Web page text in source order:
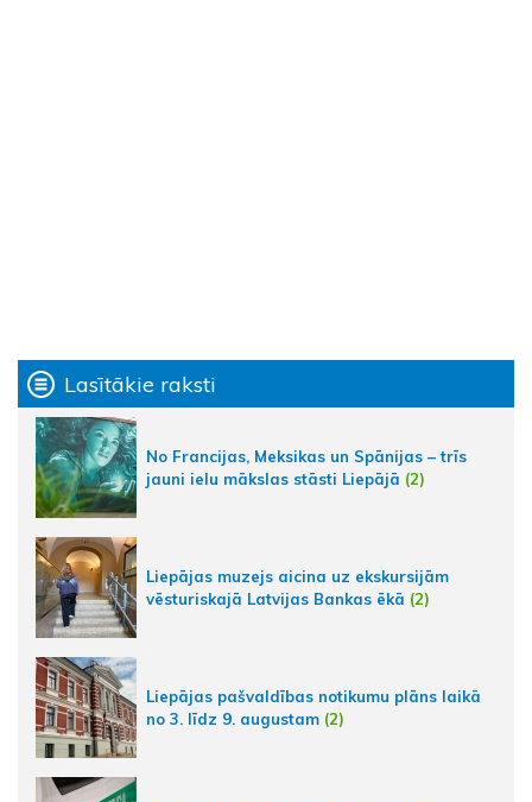
Lasītākie raksti
No Francijas, Meksikas un Spānijas – trīs
jauni ielu mākslas stāsti Liepājā (2)
Liepājas muzejs aicina uz ekskursijām
vēsturiskajā Latvijas Bankas ēkā (2)
Liepājas pašvaldības notikumu plāns laikā
no 3. līdz 9. augustam (2)